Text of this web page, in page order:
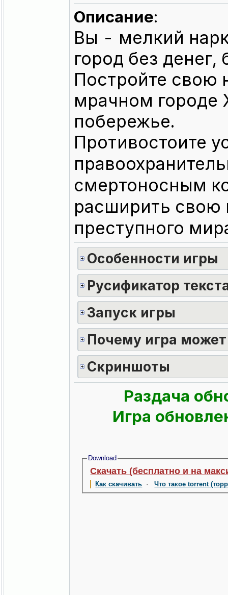
Описание:
Вы - мелкий
город без денег,
Постройте свою
мрачном городе
побережье.
Противостоите
смертоносным
расширить
преступного
Особенности игры
Русификатор
Запуск игры
Почему игра может
Скриншоты
Раздача
Игра
Download
Скачать (бесплатно и на
Как скачивать ·Что такое torrent